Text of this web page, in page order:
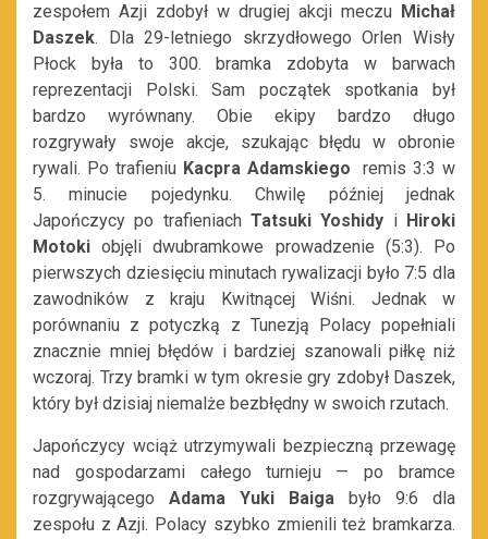
zespołem Azji zdobył w drugiej akcji meczu Michał
Daszek. Dla 29-letniego skrzydłowego Orlen Wisły
Płock była to 300. bramka zdobyta w barwach
reprezentacji Polski. Sam początek spotkania był
bardzo wyrównany. Obie ekipy bardzo długo
rozgrywały swoje akcje, szukając błędu w obronie
rywali. Po trafieniu Kacpra Adamskiego remis 3:3 w
5. minucie pojedynku. Chwilę później jednak
Japończycy po trafieniach Tatsuki Yoshidy i Hiroki
Motoki objęli dwubramkowe prowadzenie (5:3). Po
pierwszych dziesięciu minutach rywalizacji było 7:5 dla
zawodników z kraju Kwitnącej Wiśni. Jednak w
porównaniu z potyczką z Tunezją Polacy popełniali
znacznie mniej błędów i bardziej szanowali piłkę niż
wczoraj. Trzy bramki w tym okresie gry zdobył Daszek,
który był dzisiaj niemalże bezbłędny w swoich rzutach.
Japończycy wciąż utrzymywali bezpieczną przewagę
nad gospodarzami całego turnieju — po bramce
rozgrywającego Adama Yuki Baiga było 9:6 dla
zespołu z Azji. Polacy szybko zmienili też bramkarza.